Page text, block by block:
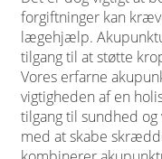
forgiftninger kan
lægehjælp.
tilgang til at støtte
Vores erfarne
vigtigheden af en
tilgang til sundhed
med at skabe